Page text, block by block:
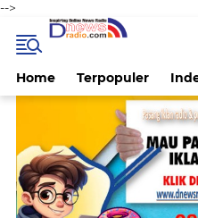
-->
Home Terpopuler